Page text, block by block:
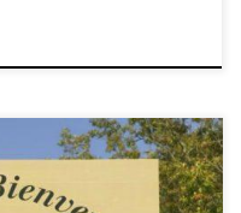
drugim stanem w USA,